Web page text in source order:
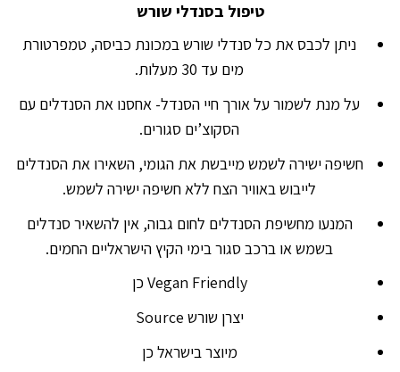
טיפול בסנדלי שורש
ניתן לכבס את כל סנדלי שורש במכונת כביסה, טמפרטורת
מים עד 30 מעלות.
על מנת לשמור על אורך חיי הסנדל- אחסנו את הסנדלים עם
הסקוצ’ים סגורים.
חשיפה ישירה לשמש מייבשת את הגומי, השאירו את הסנדלים
לייבוש באוויר הצח ללא חשיפה ישירה לשמש.
המנעו מחשיפת הסנדלים לחום גבוה, אין להשאיר סנדלים
בשמש או ברכב סגור בימי הקיץ הישראליים החמים.
Vegan Friendly כן
יצרן שורש Source
מיוצר בישראל כן